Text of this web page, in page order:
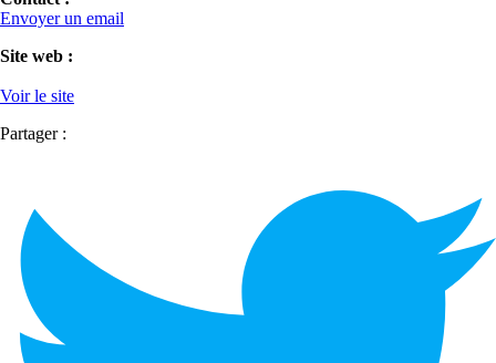
Envoyer un email
Site web :
Voir le site
Partager :